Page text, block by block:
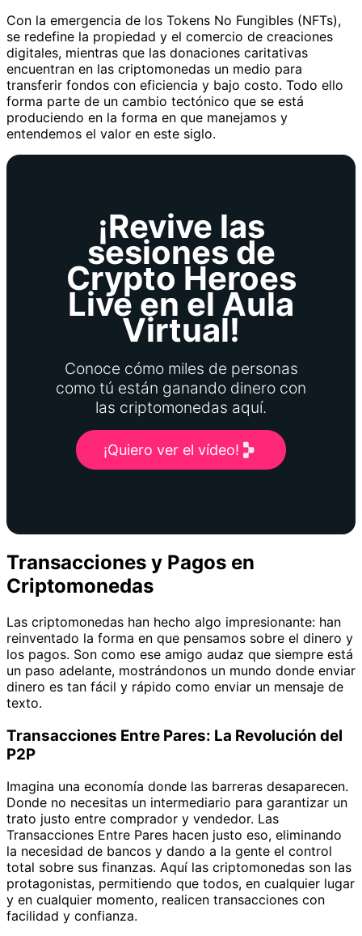
Con la emergencia de los Tokens No Fungibles (NFTs),
se redefine la propiedad y el comercio de creaciones
digitales, mientras que las donaciones caritativas
encuentran en las criptomonedas un medio para
transferir fondos con eficiencia y bajo costo. Todo ello
forma parte de un cambio tectónico que se está
produciendo en la forma en que manejamos y
entendemos el valor en este siglo.
¡Revive las
sesiones de
Crypto Heroes
Live en el Aula
Virtual!
Conoce cómo miles de personas
como tú están ganando dinero con
las criptomonedas aquí.
¡Quiero ver el vídeo!
Transacciones y Pagos en
Criptomonedas
Las criptomonedas han hecho algo impresionante: han
reinventado la forma en que pensamos sobre el dinero y
los pagos. Son como ese amigo audaz que siempre está
un paso adelante, mostrándonos un mundo donde enviar
dinero es tan fácil y rápido como enviar un mensaje de
texto.
Transacciones Entre Pares: La Revolución del
P2P
Imagina una economía donde las barreras desaparecen.
Donde no necesitas un intermediario para garantizar un
trato justo entre comprador y vendedor. Las
Transacciones Entre Pares hacen justo eso, eliminando
la necesidad de bancos y dando a la gente el control
total sobre sus finanzas. Aquí las criptomonedas son las
protagonistas, permitiendo que todos, en cualquier lugar
y en cualquier momento, realicen transacciones con
facilidad y confianza.